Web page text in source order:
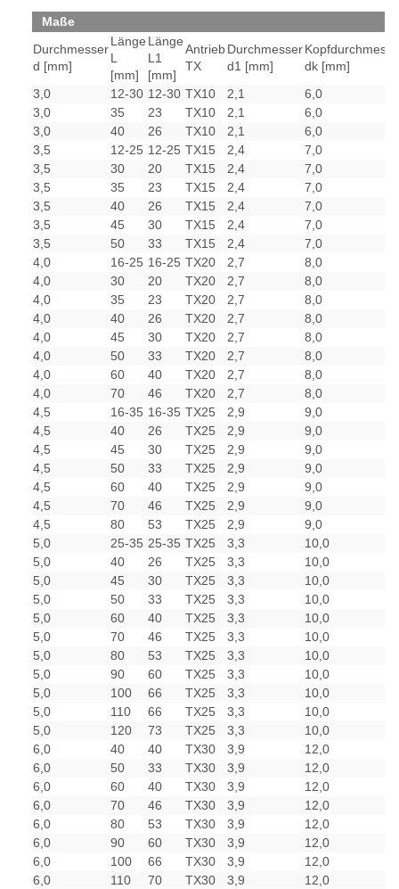
Maße
Durchmesser
d [mm]
Länge
L
[mm]
Länge
L1
[mm]
Antrieb
TX
Durchmesser
d1 [mm]
dk [mm]
3,0
12-30 12-30 TX10 2,1
6,0
3,0
35 23 TX10 2,1
6,0
3,0
40 26 TX10 2,1
6,0
3,5
12-25 12-25 TX15 2,4
7,0
3,5
30 20 TX15 2,4
7,0
3,5
35 23 TX15 2,4
7,0
3,5
40 26 TX15 2,4
7,0
3,5
45 30 TX15 2,4
7,0
3,5
50 33 TX15 2,4
7,0
4,0
16-25 16-25 TX20 2,7
8,0
4,0
30 20 TX20 2,7
8,0
4,0
35 23 TX20 2,7
8,0
4,0
40 26 TX20 2,7
8,0
4,0
45 30 TX20 2,7
8,0
4,0
50 33 TX20 2,7
8,0
4,0
60 40 TX20 2,7
8,0
4,0
70 46 TX20 2,7
8,0
4,5
16-35 16-35 TX25 2,9
9,0
4,5
40 26 TX25 2,9
9,0
4,5
45 30 TX25 2,9
9,0
4,5
50 33 TX25 2,9
9,0
4,5
60 40 TX25 2,9
9,0
4,5
70 46 TX25 2,9
9,0
4,5
80 53 TX25 2,9
9,0
5,0
25-35 25-35 TX25 3,3
10,0
5,0
40 26 TX25 3,3
10,0
5,0
45 30 TX25 3,3
10,0
5,0
50 33 TX25 3,3
10,0
5,0
60 40 TX25 3,3
10,0
5,0
70 46 TX25 3,3
10,0
5,0
80 53 TX25 3,3
10,0
5,0
90 60 TX25 3,3
10,0
5,0
100 66 TX25 3,3
10,0
5,0
110 66 TX25 3,3
10,0
5,0
120 73 TX25 3,3
10,0
6,0
40 40 TX30 3,9
12,0
6,0
50 33 TX30 3,9
12,0
6,0
60 40 TX30 3,9
12,0
6,0
70 46 TX30 3,9
12,0
6,0
80 53 TX30 3,9
12,0
6,0
90 60 TX30 3,9
12,0
6,0
100 66 TX30 3,9
12,0
6,0
110 70 TX30 3,9
12,0